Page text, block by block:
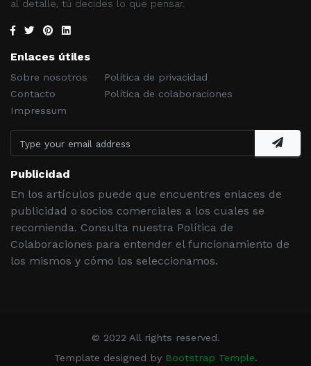
al detalle, tú decides lo que pensar.
Enlaces útiles
Sobre nosotros
Contacto
Impressum
Política de privacidad
Política de colaboraciones
Publicidad
En los artículos puede que encuentres enlaces de
publicidad o socios comerciales a los cuales se
recomienda. Consulta nuestra Política de
Colaboraciones para entender el funcionamiento de
los mismos y cómo los seleccionamos.
© 2022 All rights reserved.
Template designed by Bootstrap Temple.